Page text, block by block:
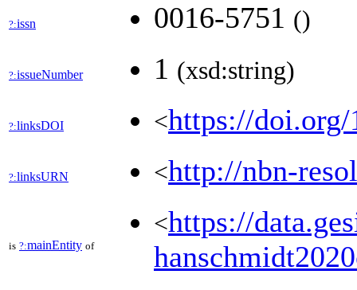
?:issn 0016-5751 ()
?:issueNumber 1 (xsd:string)
?:linksDOI <https://doi.org/
?:linksURN <http://nbn-
is ?:mainEntity of
<https://